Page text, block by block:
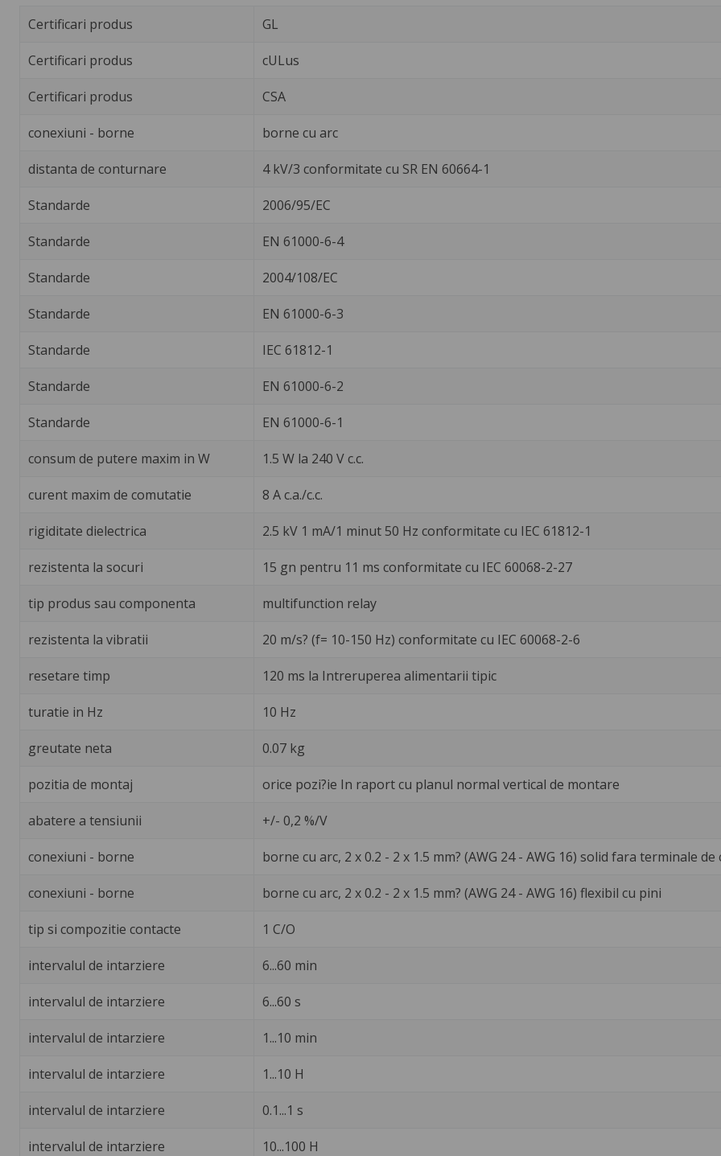
Certificari produs GL
Certificari produs cULus
Certificari produs CSA
conexiuni - borne borne cu arc
distanta de conturnare 4 kV/3 conformitate cu SR EN 60664-1
Standarde 2006/95/EC
Standarde EN 61000-6-4
Standarde 2004/108/EC
Standarde EN 61000-6-3
Standarde IEC 61812-1
Standarde EN 61000-6-2
Standarde EN 61000-6-1
consum de putere maxim in W 1.5 W la 240 V c.c.
curent maxim de comutatie 8 A c.a./c.c.
rigiditate dielectrica 2.5 kV 1 mA/1 minut 50 Hz conformitate cu IEC 61812-1
rezistenta la socuri 15 gn pentru 11 ms conformitate cu IEC 60068-2-27
tip produs sau componenta multifunction relay
rezistenta la vibratii 20 m/s? (f= 10-150 Hz) conformitate cu IEC 60068-2-6
resetare timp 120 ms la Intreruperea alimentarii tipic
turatie in Hz 10 Hz
greutate neta 0.07 kg
pozitia de montaj orice pozi?ie In raport cu planul normal vertical de montare
abatere a tensiunii +/- 0,2 %/V
conexiuni - borne borne cu arc, 2 x 0.2 - 2 x 1.5 mm? (AWG 24 - AWG 16) solid fara terminale de
conexiuni - borne borne cu arc, 2 x 0.2 - 2 x 1.5 mm? (AWG 24 - AWG 16) flexibil cu pini
tip si compozitie contacte 1 C/O
intervalul de intarziere 6...60 min
intervalul de intarziere 6...60 s
intervalul de intarziere 1...10 min
intervalul de intarziere 1...10 H
intervalul de intarziere 0.1...1 s
intervalul de intarziere 10...100 H